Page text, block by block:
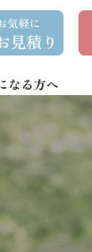
事
談
なる方へ